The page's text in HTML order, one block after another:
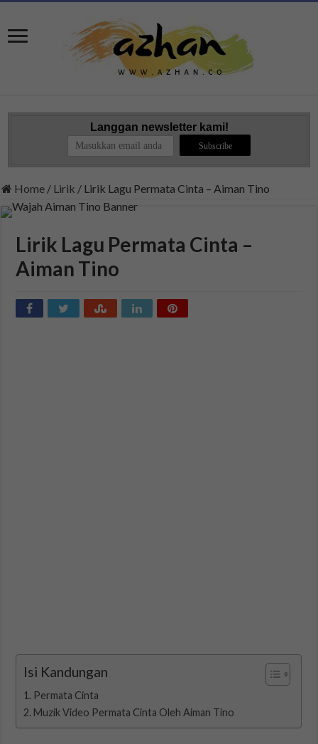
Langgan newsletter kami!
Home / Lirik / Lirik Lagu Permata Cinta – Aiman Tino
Lirik Lagu Permata Cinta –
Aiman Tino
Isi Kandungan
Permata Cinta
Muzik Video Permata Cinta Oleh Aiman Tino